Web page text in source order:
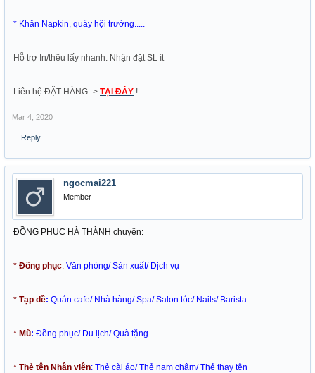
* Khăn Napkin, quây hội trường.....
Hỗ trợ In/thêu lấy nhanh. Nhận đặt SL ít
Liên hệ ĐẶT HÀNG -> TẠI ĐÂY !
Mar 4, 2020
Reply
ngocmai221
Member
ĐỒNG PHỤC HÀ THÀNH chuyên:
* Đồng phục: Văn phòng/ Sản xuất/ Dịch vụ
* Tạp dề: Quán cafe/ Nhà hàng/ Spa/ Salon tóc/ Nails/ Barista
* Mũ: Đồng phục/ Du lịch/ Quà tặng
* Thẻ tên Nhân viên: Thẻ cài áo/ Thẻ nam châm/ Thẻ thay tên